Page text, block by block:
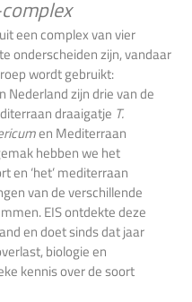
een complex van vier
onderscheiden zijn, vandaar
wordt gebruikt:
Nederland zijn drie van de
draaigatje T.
en Mediterraan
hebben we het
en ‘het’ mediterraan
van de verschillende
EIS ontdekte deze
en doet sinds dat jaar
biologie en
kennis over de soort